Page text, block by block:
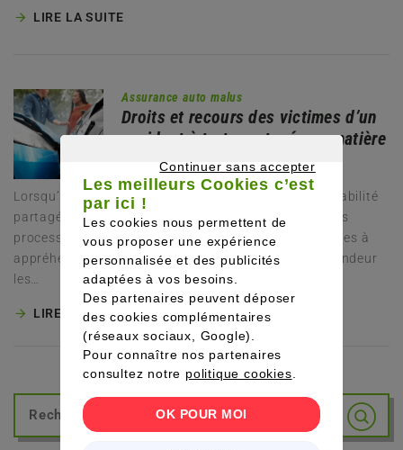
LIRE LA SUITE
Assurance auto malus
Droits et recours des victimes d’un
accident à torts partagés en matière
d’indemnisation
Lorsqu’un accident survient, impliquant une responsabilité
partagée à 50/50 entre les conducteurs, les différents
processus de remboursement s’avèrent plus complexes à
appréhender. Il est impératif de comprendre en profondeur
les…
LIRE LA SUITE
Continuer sans accepter
Les meilleurs Cookies c’est
par ici !
Les cookies nous permettent de
vous proposer une expérience
personnalisée et des publicités
adaptées à vos besoins.
Des partenaires peuvent déposer
des cookies complémentaires
(réseaux sociaux, Google).
Pour connaître nos partenaires
consultez notre politique cookies
OK POUR MOI
CONTINUER SANS ACCEPTER